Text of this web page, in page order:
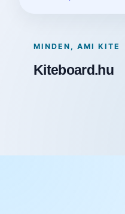
MINDEN, AMI KITE
Kiteboard.hu